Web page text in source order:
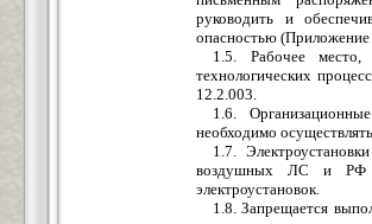
руководить и
опасностью (Приложение
1.5. Рабочее
технологических
12.2.003.
1.6.
необходимо
1.7.
воздушных ЛС и РФ
электроустановок.
1.8. Запрещается